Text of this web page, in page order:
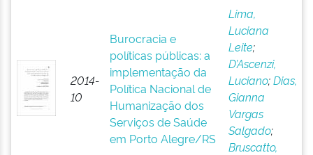
2014-
10
Burocracia e
políticas públicas: a
implementação da
Política Nacional de
Humanização dos
Serviços de Saúde
em Porto Alegre/RS
Lima,
Luciana
Leite;
D’Ascenzi,
Luciano;Dias,
Gianna
Vargas
Salgado;
Bruscatto,